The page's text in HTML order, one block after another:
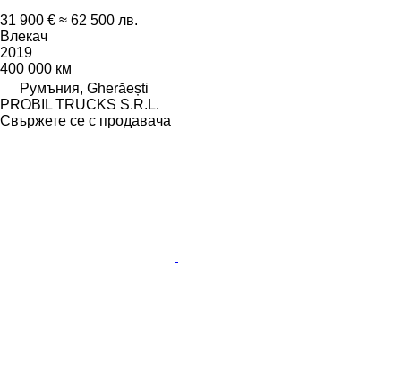
31 900 € ≈ 62 500 лв.
Влекач
2019
400 000 км
Румъния, Gherăești
PROBIL TRUCKS S.R.L.
Свържете се с продавача